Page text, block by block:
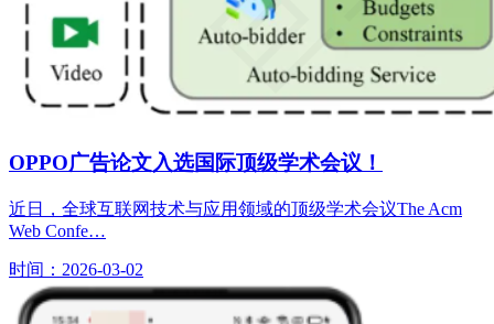
OPPO广告论文入选国际顶级学术会议！
近日，全球互联网技术与应用领域的顶级学术会议The Acm
Web Confe…
时间：2026-03-02